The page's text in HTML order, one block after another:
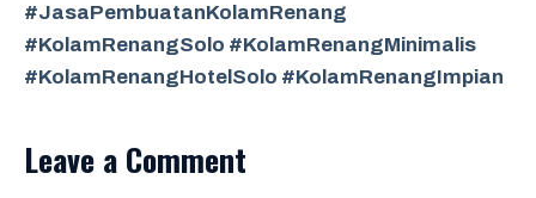
#JasaPembuatanKolamRenang
#KolamRenangSolo #KolamRenangMinimalis
#KolamRenangHotelSolo #KolamRenangImpian
Leave a Comment